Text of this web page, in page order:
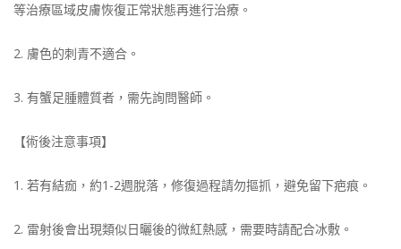
等治療區域皮膚恢復正常狀態再進行治療。
2. 膚色的刺青不適合。
3. 有蟹足腫體質者，需先詢問醫師。
【術後注意事項】
1. 若有結痂，約1-2週脫落，修復過程請勿摳抓，避免留下疤痕。
2. 雷射後會出現類似日曬後的微紅熱感，需要時請配合冰敷。